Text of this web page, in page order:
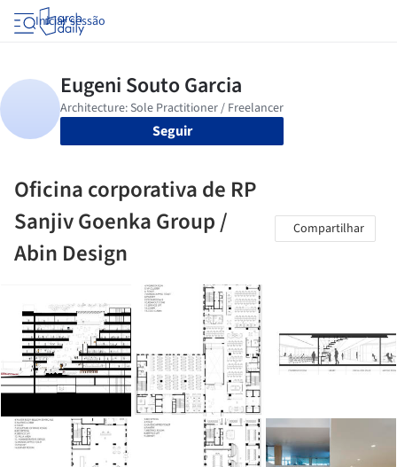
Iniciar sessão
Seguir
Oficina corporativa de RP
Sanjiv Goenka Group /
Abin Design
Compartilhar